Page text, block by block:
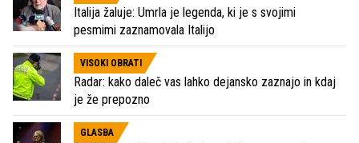
Italija žaluje: Umrla je legenda, ki je s svojimi
pesmimi zaznamovala Italijo
VISOKI OBRATI
Radar: kako daleč vas lahko dejansko zaznajo in kdaj
je že prepozno
GLASBA